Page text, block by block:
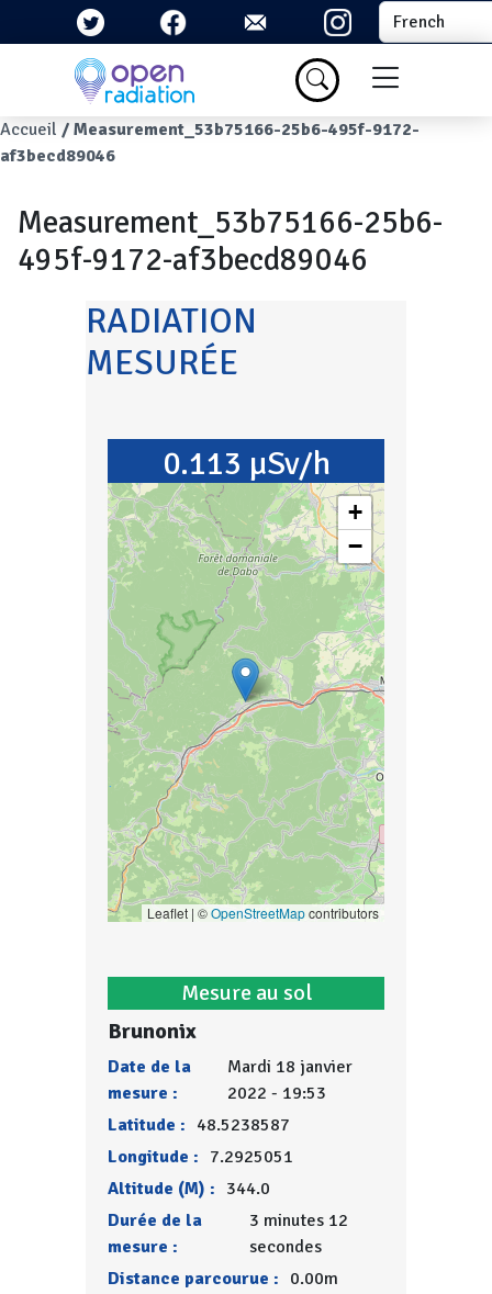
Aller au contenu principal Select your
Menu du
Fil d'Ariane
Accueil
Measurement_53b75166-25b6-495f-9172-
af3becd89046
Measurement_53b75166-25b6-
495f-9172-af3becd89046
RADIATION
MESURÉE
0.113 µSv/h
+
−
Leaflet | ©OpenStreetMapcontributors
Mesure au sol
Brunonix
Date de la
mesure :
Mardi 18 janvier
2022 - 19:53
Latitude : 48.5238587
Longitude : 7.2925051
Altitude (M) : 344.0
Durée de la
mesure :
3 minutes 12
secondes
Distance parcourue : 0.00m